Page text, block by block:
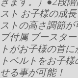
スト お子様の成
ストの高さ調節
プ付属 ブースタ
トがお子様の首
トベルトをお子
せる事が可能！